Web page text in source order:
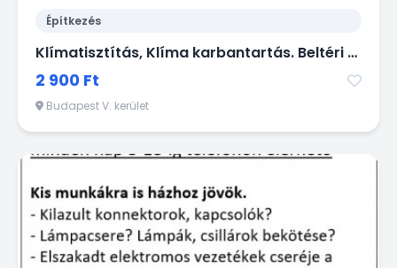
Építkezés
Klímatisztítás, Klíma karbantartás. Beltéri és kültéri klímák évenkénti vegyszeres és mechanikai tisztítása - gyorsan, olcsón házhoz megyek!
2 900 Ft
Budapest V. kerület